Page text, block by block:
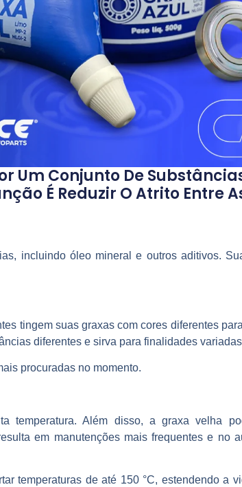
Um Conjunto De
É Reduzir O Atrito Entre
incluindo óleo mineral e outros aditivos.
tingem suas graxas com cores diferentes
diferentes e sirva para finalidades
procuradas no momento.
temperatura. Além disso, a graxa velha
em manutenções mais frequentes e no
temperaturas de até 150 °C, estendendo a